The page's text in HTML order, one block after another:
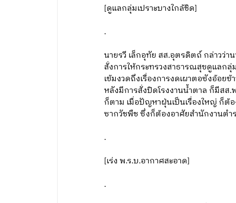
[ดูแลกลุ่มเปราะบางใกล้ชิด]
.
นายรวี เล็กอุทัย สส.อุตรดิตถ์ กล่าวว่
สั่งการให้กระทรวงสาธารณสุขดูแลก
เข้มงวดถึงเรื่องการงดเผาตอซังอ้อ
หลังมีการสั่งปิดโรงงานน้ำตาล ก็มีสส.
ก็ตาม เมื่อปัญหาฝุ่นเป็นเรื่องใหญ่ ก็ต้
ซากวัชพืช ซึ่งก็ต้องอาศัยสำนักงานตำ
.
[เร่ง พ.ร.บ.อากาศสะอาด]
.